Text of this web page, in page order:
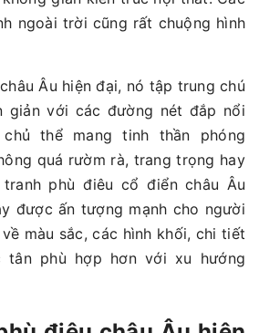
ngoài trời cũng rất chuộng hình
Âu hiện đại, nó tập trung chú
giản với các đường nét đắp nổi
thể mang tinh thần phóng
quá rườm rà, trang trọng hay
phù điêu cổ điển châu Âu
được ấn tượng mạnh cho người
màu sắc, các hình khối, chi tiết
tân phù hợp hơn với xu hướng